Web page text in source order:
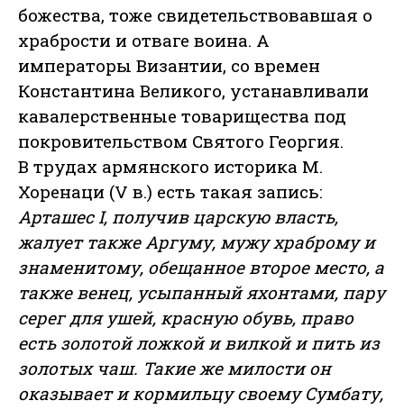
божества, тоже свидетельствовавшая о
храбрости и отваге воина. А
императоры Византии, со времен
Константина Великого, устанавливали
кавалерственные товарищества под
покровительством Святого Георгия.
В трудах армянского историка М.
Хоренаци (V в.) есть такая запись:
Арташес I, получив царскую власть,
жалует также Аргуму, мужу храброму и
знаменитому, обещанное второе место, а
также венец, усыпанный яхонтами, пару
серег для ушей, красную обувь, право
есть золотой ложкой и вилкой и пить из
золотых чаш. Такие же милости он
оказывает и кормильцу своему Сумбату,